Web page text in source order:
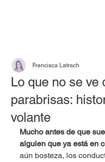
Lo que no se ve
parabrisas:
volante
Francisca Latrach
Mucho antes de que
alguien que ya está en
aún bosteza, los